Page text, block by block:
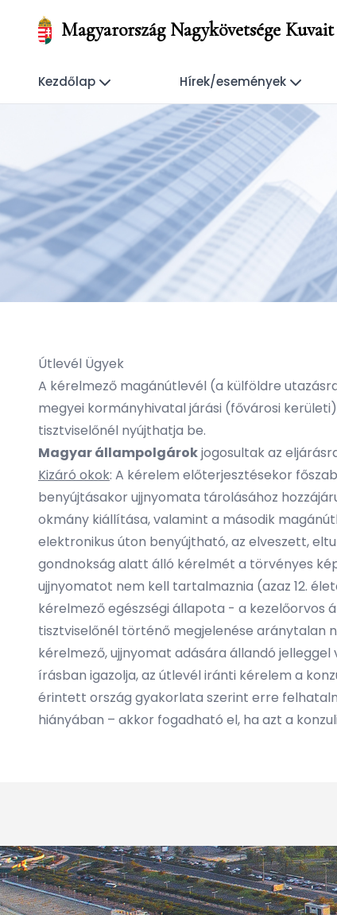
Magyarország Nagykövetsége Kuvait
Kezdőlap Hírek/események
Útlevél Ügyek
A kérelmező magánútlevél (a külföldre
megyei kormányhivatal járási (fővárosi
tisztviselőnél nyújthatja be.
Magyar állampolgárokjogosultak az
Kizáró okok: A kérelem előterjesztésekor
benyújtásakor ujjnyomata tárolásához
okmány kiállítása, valamint a második
elektronikus úton benyújtható, az elveszett,
gondnokság alatt álló kérelmét a törvényes
ujjnyomatot nem kell tartalmaznia (azaz 12.
kérelmező egészségi állapota - a kezelőorvos
tisztviselőnél történő megjelenése aránytalan
kérelmező, ujjnyomat adására állandó
írásban igazolja, az útlevél iránti kérelem a
érintett ország gyakorlata szerint erre
hiányában – akkor fogadható el, ha azt a